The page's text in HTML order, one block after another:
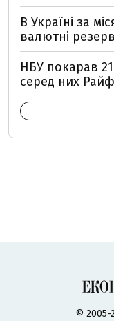
В Україні за
валютні
НБУ покарав
серед них
© 2005-